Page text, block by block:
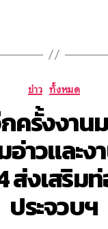
ข่าว ทั้งหมด
ครั้งงาน
อ่าวและง
ส่งเสริม
ประจวบฯ